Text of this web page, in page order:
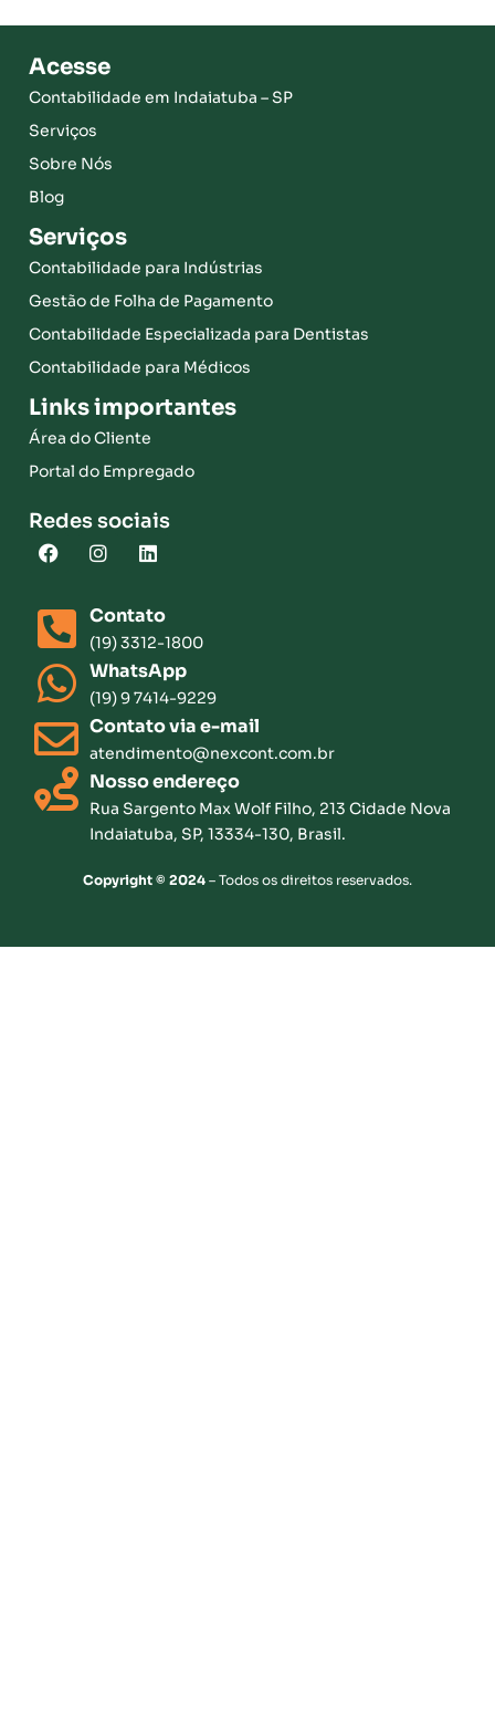
Acesse
Contabilidade em Indaiatuba – SP
Serviços
Sobre Nós
Blog
Serviços
Contabilidade para Indústrias
Gestão de Folha de Pagamento
Contabilidade Especializada para Dentistas
Contabilidade para Médicos
Links importantes
Área do Cliente
Portal do Empregado
Redes sociais
Contato
(19) 3312-1800
WhatsApp
(19) 9 7414-9229
Contato via e-mail
atendimento@nexcont.com.br
Nosso endereço
Rua Sargento Max Wolf Filho, 213 Cidade Nova
Indaiatuba, SP, 13334-130, Brasil.
Copyright © 2024 – Todos os direitos reservados.